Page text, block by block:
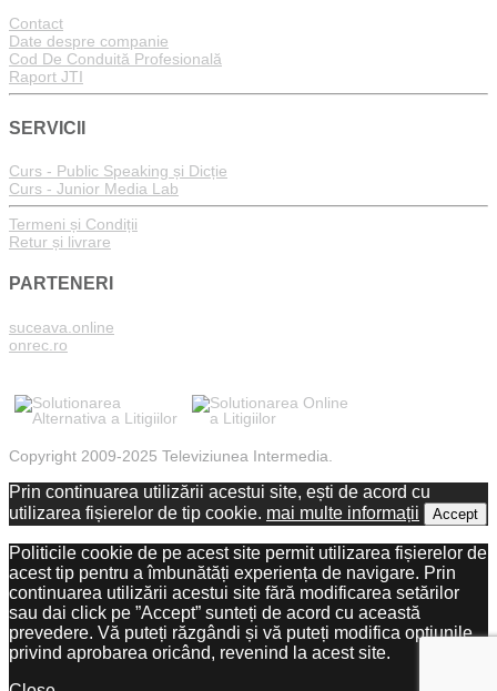
Contact
Date despre companie
Cod De Conduită Profesională
Raport JTI
SERVICII
Curs - Public Speaking și Dicție
Curs - Junior Media Lab
Termeni și Condiții
Retur și livrare
PARTENERI
suceava.online
onrec.ro
Copyright 2009-2025 Televiziunea Intermedia.
Prin continuarea utilizării acestui site, ești de acord cu
utilizarea fișierelor de tip cookie. mai multe informații Accept
Politicile cookie de pe acest site permit utilizarea fișierelor de
acest tip pentru a îmbunătăți experiența de navigare. Prin
continuarea utilizării acestui site fără modificarea setărilor
sau dai click pe ”Accept” sunteți de acord cu această
prevedere. Vă puteți răzgândi și vă puteți modifica opțiunile
privind aprobarea oricând, revenind la acest site.